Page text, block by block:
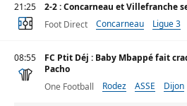
21:25
2-2 : Concarneau et Villefranche
Foot Direct
Concarneau Ligue 3
08:55
FC Ptit Déj : Baby Mbappé fait
Pacho
One Football
Rodez ASSE Dijon